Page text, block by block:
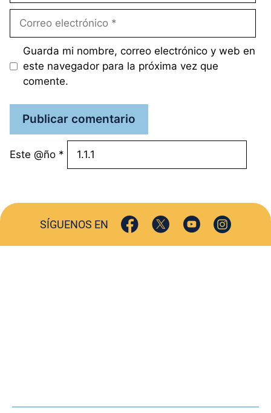
electrónico
Guarda mi nombre, correo electrónico y web en
este navegador para la próxima vez que
comente.
Este @ño *
SÍGUENOS EN